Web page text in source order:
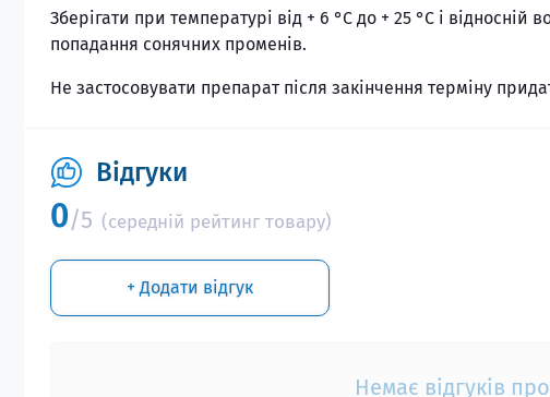
Зберігати при температурі від + 6 °C до + 25 °C і
попадання сонячних променів.
Не застосовувати препарат після закінчення терміну
Відгуки
0/5 (середній рейтинг товару)
+ Додати відгук
Немає відгуків